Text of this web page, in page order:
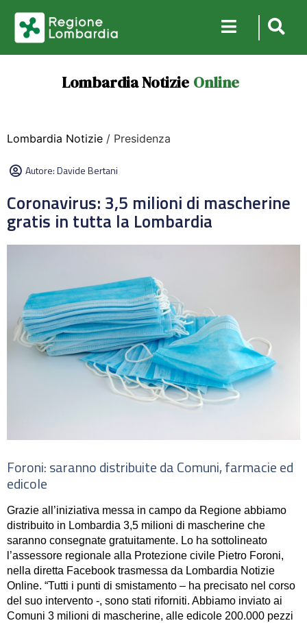
Lombardia Notizie Online
Lombardia Notizie / Presidenza
Autore:Davide Bertani
Coronavirus: 3,5 milioni di mascherine
gratis in tutta la Lombardia
Foroni: saranno distribuite da Comuni, farmacie ed
edicole
Grazie all’iniziativa messa in campo da Regione abbiamo
distribuito in Lombardia 3,5 milioni di mascherine che
saranno consegnate gratuitamente. Lo ha sottolineato
l’assessore regionale alla Protezione civile Pietro Foroni,
nella diretta Facebook trasmessa da Lombardia Notizie
Online. “Tutti i punti di smistamento – ha precisato nel corso
del suo intervento -, sono stati riforniti. Abbiamo inviato ai
Comuni 3 milioni di mascherine, alle edicole 200.000 pezzi